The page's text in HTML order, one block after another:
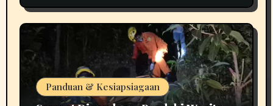
Panduan & Kesiapsiagaan